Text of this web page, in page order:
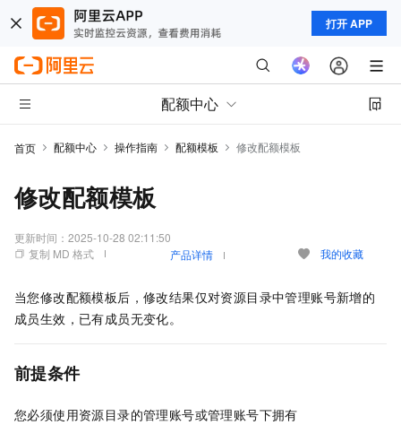
打开 APP
配额中心
首页 配额中心 操作指南 配额模板 修改配额模板
修改配额模板
更新时间： 2025-10-28 02:11:50
复制 MD 格式
产品详情 我的收藏
当您修改配额模板后，修改结果仅对资源目录中管理账号新增的
成员生效，已有成员无变化。
前提条件
您必须使用资源目录的管理账号或管理账号下拥有